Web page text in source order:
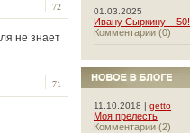
72
не знает
71
01.03.2025
Ивану Сыркину – 50!
Комментарии (0)
11.10.2018 | getto
Моя прелесть
Комментарии (2)